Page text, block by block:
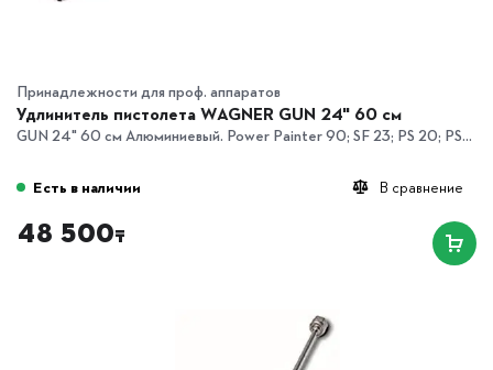
Принадлежности для проф. аппаратов
Удлинитель пистолета WAGNER GUN 24" 60 см
GUN 24" 60 см Алюминиевый. Power Painter 90; SF 23; PS 20; PS...
В сравнение
Есть в наличии
48 500₸